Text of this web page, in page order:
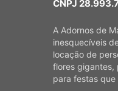
CNPJ
A Adornos de
inesquecíveis
locação de
flores gigantes,
para festas